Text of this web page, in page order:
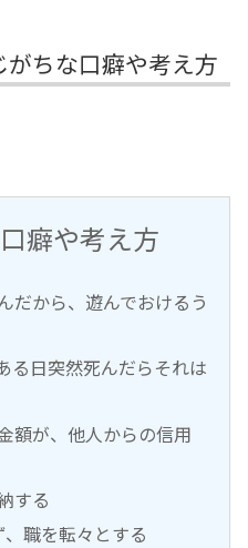
ちな口癖や考え方
癖や考え方
だから、遊んでおけるう
る日突然死んだらそれは
額が、他人からの信用
する
職を転々とする